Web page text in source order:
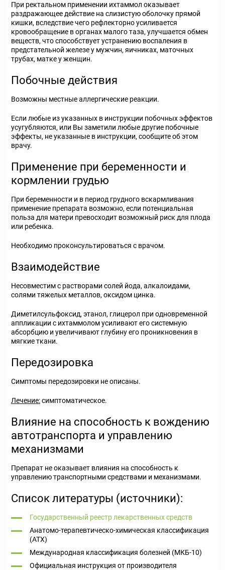
При ректальном применении ихтаммол оказывает
раздражающее действие на слизистую оболочку прямой
кишки, вследствие чего рефлекторно усиливается
кровообращение в органах малого таза, улучшается обмен
веществ, что способствует устранению воспаления в
предстательной железе у мужчин, яичниках, маточных
трубах, матке у женщин.
Побочные действия
Возможны местные аллергические реакции.
Если любые из указанных в инструкции побочных эффектов
усугубляются, или Вы заметили любые другие побочные
эффекты, не указанные в инструкции, сообщите об этом
врачу.
Применение при беременности и
кормлении грудью
При беременности и в период грудного вскармливания
применение препарата возможно, если потенциальная
польза для матери превосходит возможный риск для плода
или ребенка.
Необходимо проконсультироваться с врачом.
Взаимодействие
Несовместим с растворами солей йода, алкалоидами,
солями тяжелых металлов, оксидом цинка.
Диметилсульфоксид, этанол, глицерол при одновременной
аппликации с ихтаммолом усиливают его системную
абсорбцию и увеличивают глубину его проникновения в
мягкие ткани.
Передозировка
Симптомы передозировки не описаны.
Лечение:симптоматическое.
Влияние на способность к вождению
автотранспорта и управлению
механизмами
Препарат не оказывает влияния на способность к
управлению транспортными средствами и механизмами.
Список литературы (источники):
Государственный реестр лекарственных средств
Анатомо-терапевтическо-химическая классификация
(ATX)
Международная классификация болезней (МКБ-10)
Официальная инструкция от производителя